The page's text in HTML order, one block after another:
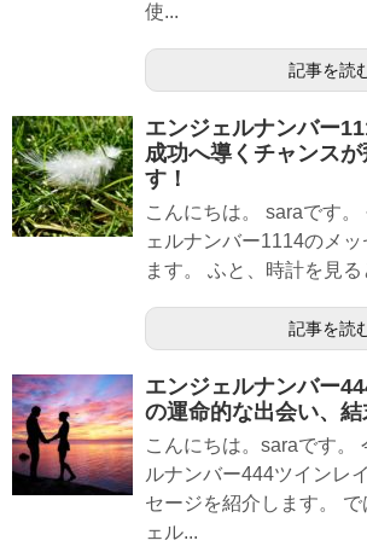
使...
記事を読
エンジェルナンバー
成功へ導くチャンス
す！
こんにちは。 saraです
ェルナンバー1114のメ
ます。 ふと、時計を見る
記事を読
エンジェルナンバー
の運命的な出会い、結
こんにちは。saraです。
ルナンバー444ツインレ
セージを紹介します。
ェル...